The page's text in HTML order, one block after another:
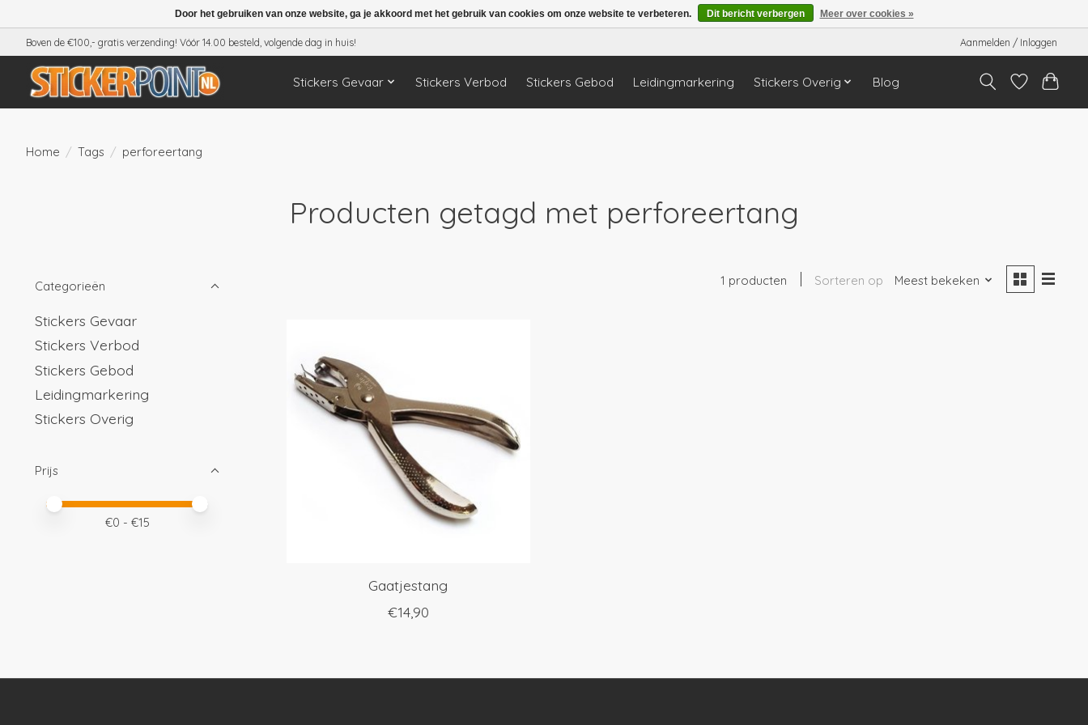
Boven de €100,- gratis verzending! Vóór 14.00 besteld, volgende dag in huis! Aanmelden / Inloggen
Stickers Gevaar Stickers Verbod Stickers Gebod Leidingmarkering Stickers Overig Blog
Home / Tags / perforeertang
Producten getagd met perforeertang
Categorieën
Stickers Gevaar
Stickers Verbod
Stickers Gebod
Leidingmarkering
Stickers Overig
Prijs
Minimale prijswaarde
Price maximum value
€0 - €15
1 producten Sorteren op Meest bekeken
Gaatjestang
€14,90
Door het gebruiken van onze website, ga je akkoord met het gebruik van cookies om onze website te verbeteren. Dit bericht verbergen Meer over cookies »